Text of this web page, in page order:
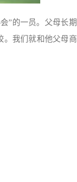
”的一员。父母长期
。我们就和他父母商